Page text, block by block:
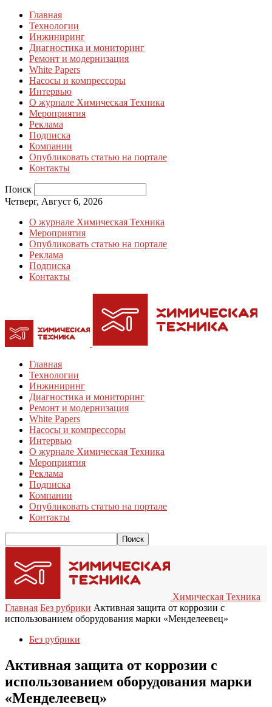
Главная
Технологии
Инжиниринг
Диагностика и мониторинг
Ремонт и модернизация
White Papers
Насосы и компрессоры
Интервью
О журнале Химическая Техника
Мероприятия
Реклама
Подписка
Компании
Опубликовать статью на портале
Контакты
Поиск
Четверг, Август 6, 2026
О журнале Химическая Техника
Мероприятия
Опубликовать статью на портале
Реклама
Подписка
Контакты
Главная
Технологии
Инжиниринг
Диагностика и мониторинг
Ремонт и модернизация
White Papers
Насосы и компрессоры
Интервью
О журнале Химическая Техника
Мероприятия
Реклама
Подписка
Компании
Опубликовать статью на портале
Контакты
Химическая Техника
Главная Без рубрики Активная защита от коррозии с
использованием оборудования марки «Менделеевец»
Без рубрики
Активная защита от коррозии с
использованием оборудования марки
«Менделеевец»